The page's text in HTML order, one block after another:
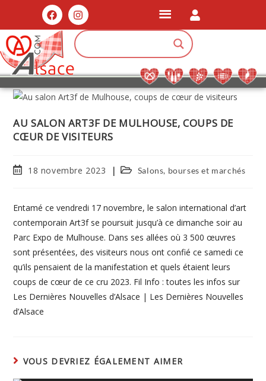
AU SALON ART3F DE MULHOUSE, COUPS DE
CŒUR DE VISITEURS
18 novembre 2023 Salons, bourses et marchés
Entamé ce vendredi 17 novembre, le salon international d’art
contemporain Art3f se poursuit jusqu’à ce dimanche soir au
Parc Expo de Mulhouse. Dans ses allées où 3 500 œuvres
sont présentées, des visiteurs nous ont confié ce samedi ce
qu’ils pensaient de la manifestation et quels étaient leurs
coups de cœur de ce cru 2023. Fil Info : toutes les infos sur
Les Dernières Nouvelles d’Alsace | Les Dernières Nouvelles
d’Alsace
VOUS DEVRIEZ ÉGALEMENT AIMER